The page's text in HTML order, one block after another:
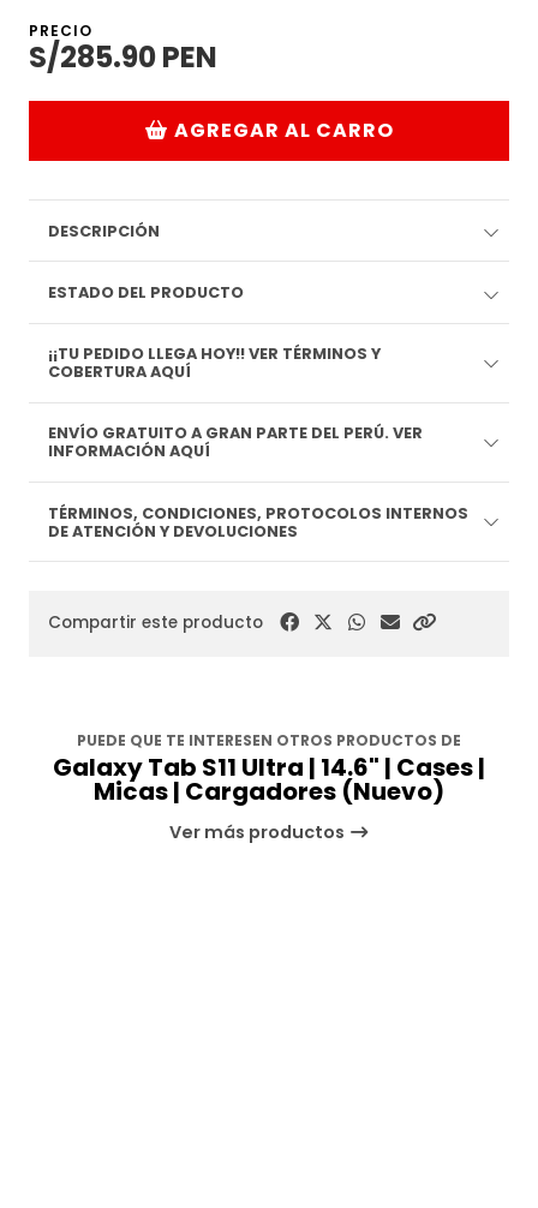
PRECIO
S/285.90 PEN
AGREGAR AL CARRO
DESCRIPCIÓN
ESTADO DEL PRODUCTO
¡¡TU PEDIDO LLEGA HOY!! VER TÉRMINOS Y
COBERTURA AQUÍ
ENVÍO GRATUITO A GRAN PARTE DEL PERÚ. VER
INFORMACIÓN AQUÍ
TÉRMINOS, CONDICIONES, PROTOCOLOS INTERNOS
DE ATENCIÓN Y DEVOLUCIONES
Compartir este producto
PUEDE QUE TE INTERESEN OTROS PRODUCTOS DE
Galaxy Tab S11 Ultra | 14.6" | Cases |
Micas | Cargadores (Nuevo)
Ver más productos